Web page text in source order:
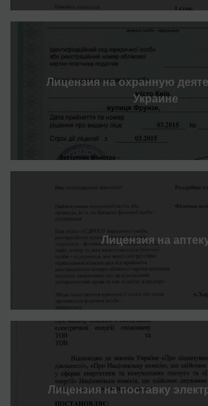
Лицензия на охранную
Украине
Лицензия на
Лицензия на поставку